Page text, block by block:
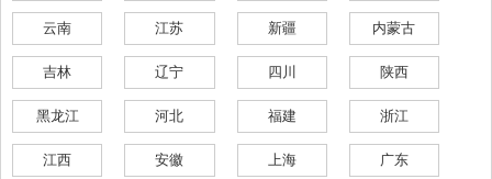
云南 江苏 新疆 内蒙古
吉林 辽宁 四川 陕西
黑龙江 河北 福建 浙江
江西 安徽 上海 广东